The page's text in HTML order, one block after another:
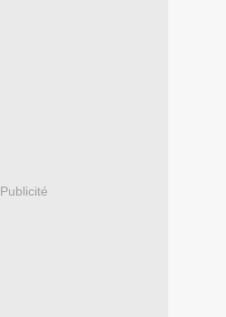
Publicité